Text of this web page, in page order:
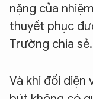
nặng của
thuyết phục
Trường chia sẻ.
Và khi đối diện